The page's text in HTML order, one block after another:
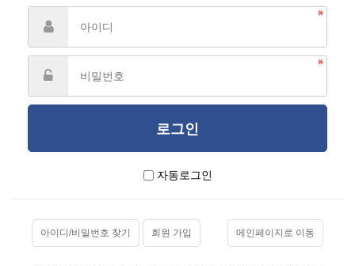
자동로그인
아이디/비밀번호 찾기 회원 가입 메인페이지로 이동